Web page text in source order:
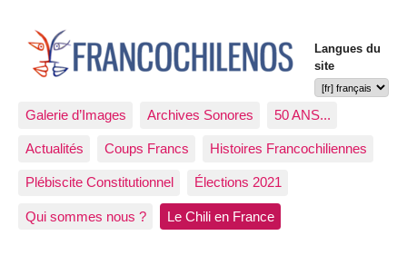
Langues du
site
Galerie d’Images Archives Sonores 50 ANS...
Actualités Coups Francs Histoires Francochiliennes
Plébiscite Constitutionnel Élections 2021
Qui sommes nous ? Le Chili en France